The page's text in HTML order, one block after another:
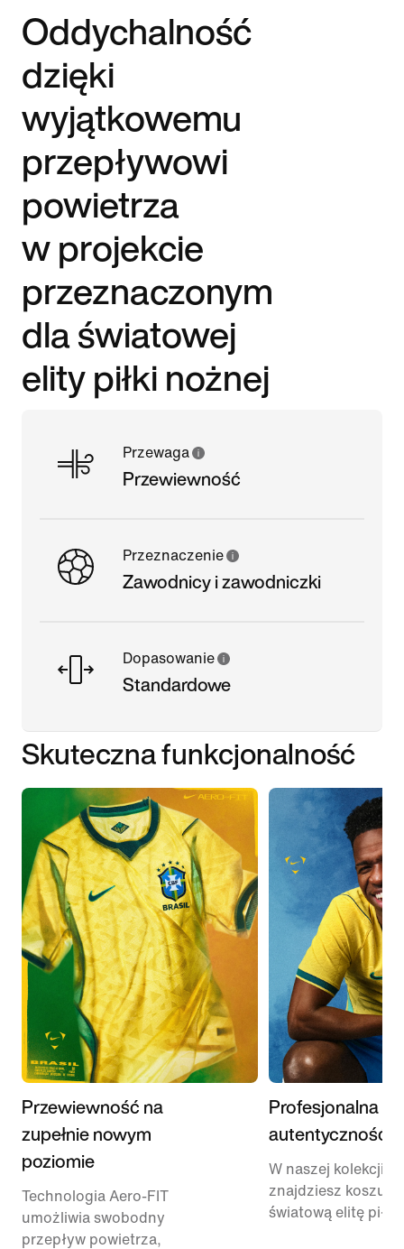
Oddychalność
dzięki
wyjątkowemu
przepływowi
powietrza
w projekcie
przeznaczonym
dla światowej
elity piłki nożnej
Przewaga
Przewiewność
Przeznaczenie
Zawodnicy i zawodniczki
Dopasowanie
Standardowe
Skuteczna funkcjonalność
Przewiewność na
zupełnie nowym
poziomie
Technologia Aero-FIT
umożliwia swobodny
przepływ powietrza,
Profesjonalna
autentyczność
W naszej kolekcji
znajdziesz
światową elitę piłki